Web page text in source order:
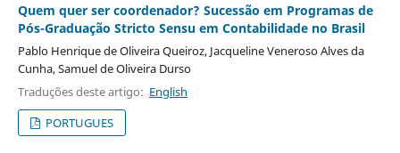
Quem quer ser coordenador? Sucessão em Programas de
Pós-Graduação Stricto Sensu em Contabilidade no Brasil
Pablo Henrique de Oliveira Queiroz, Jacqueline Veneroso Alves da
Cunha, Samuel de Oliveira Durso
Traduções deste artigo: English
PORTUGUES